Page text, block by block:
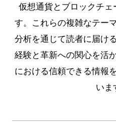
仮想通貨とブロックチ
す。これらの複雑なテー
分析を通じて読者に届け
経験と革新への関心を活
における信頼できる情報
いま